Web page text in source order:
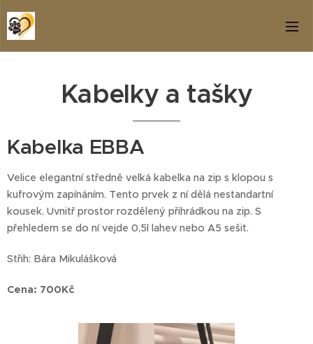
Kabelky a tašky
Kabelka EBBA
Velice elegantní středně velká kabelka na zip s klopou s
kufrovým zapínáním. Tento prvek z ní dělá nestandartní
kousek. Uvnitř prostor rozdělený přihrádkou na zip. S
přehledem se do ní vejde 0,5l lahev nebo A5 sešit.
Střih: Bára Mikulášková
Cena: 700Kč